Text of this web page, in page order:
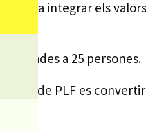
a integrar els
limitades a 25 persones.
de PLF es